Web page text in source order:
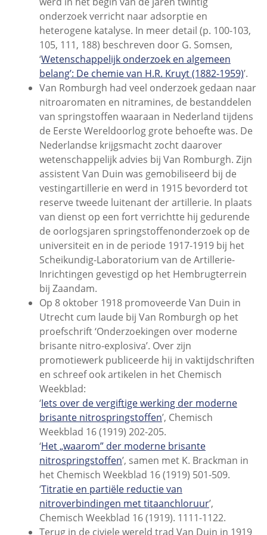
onderzoek verricht naar adsorptie en
heterogene katalyse. In meer detail (p. 100-103,
105, 111, 188) beschreven door G. Somsen,
‘Wetenschappelijk onderzoek en algemeen
belang’: De chemie van H.R. Kruyt (1882-1959)’.
Van Romburgh had veel onderzoek gedaan naar
nitroaromaten en nitramines, de bestanddelen
van springstoffen waaraan in Nederland tijdens
de Eerste Wereldoorlog grote behoefte was. De
Nederlandse krijgsmacht zocht daarover
wetenschappelijk advies bij Van Romburgh. Zijn
assistent Van Duin was gemobiliseerd bij de
vestingartillerie en werd in 1915 bevorderd tot
reserve tweede luitenant der artillerie. In plaats
van dienst op een fort verrichtte hij gedurende
de oorlogsjaren springstoffenonderzoek op de
universiteit en in de periode 1917-1919 bij het
Scheikundig-Laboratorium van de Artillerie-
Inrichtingen gevestigd op het Hembrugterrein
bij Zaandam.
Op 8 oktober 1918 promoveerde Van Duin in
Utrecht cum laude bij Van Romburgh op het
proefschrift ‘Onderzoekingen over moderne
brisante nitro-explosiva’. Over zijn
promotiewerk publiceerde hij in vaktijdschriften
en schreef ook artikelen in het Chemisch
Weekblad:
‘Iets over de vergiftige werking der moderne
brisante nitrospringstoffen’, Chemisch
Weekblad 16 (1919) 202-205.
‘Het „waarom” der moderne brisante
nitrospringstoffen’, samen met K. Brackman in
het Chemisch Weekblad 16 (1919) 501-509.
‘Titratie en partiële reductie van
nitroverbindingen met titaanchloruur’,
Chemisch Weekblad 16 (1919). 1111-1122.
Terug in de civiele wereld trad Van Duin in 1919